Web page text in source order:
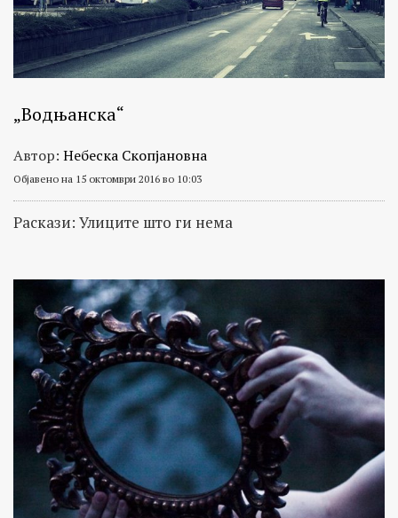
едночинки
со
цел
да
се
креативниот
израз.
Сите
дела
оваа
рубрика
се
оригинални
дела
на
автори
објавени
единствено
„Водњанска“
Автор: Небеска Скопјановна
Објавено на 15 октомври 2016 во 10:03
Раскази: Улиците што ги нема